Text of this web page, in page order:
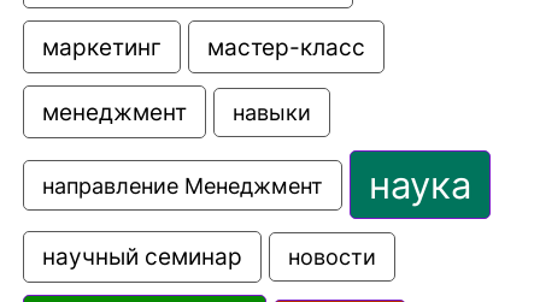
маркетинг мастер-класс
менеджмент навыки
направление Менеджмент наука
научный семинар новости